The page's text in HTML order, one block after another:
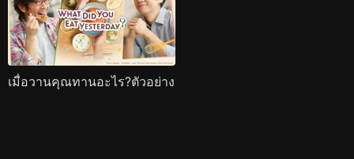
เมื่อวานคุณทานอะไร?ตัวอย่าง